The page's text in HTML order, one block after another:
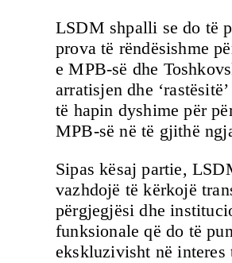
LSDM shpalli se do të
prova të rëndësishme
e MPB-së dhe
arratisjen dhe
të hapin dyshime për
MPB-së në të gjithë
Sipas kësaj partie,
vazhdojë të kërkojë
përgjegjësi dhe
funksionale që do të
ekskluzivisht në interes